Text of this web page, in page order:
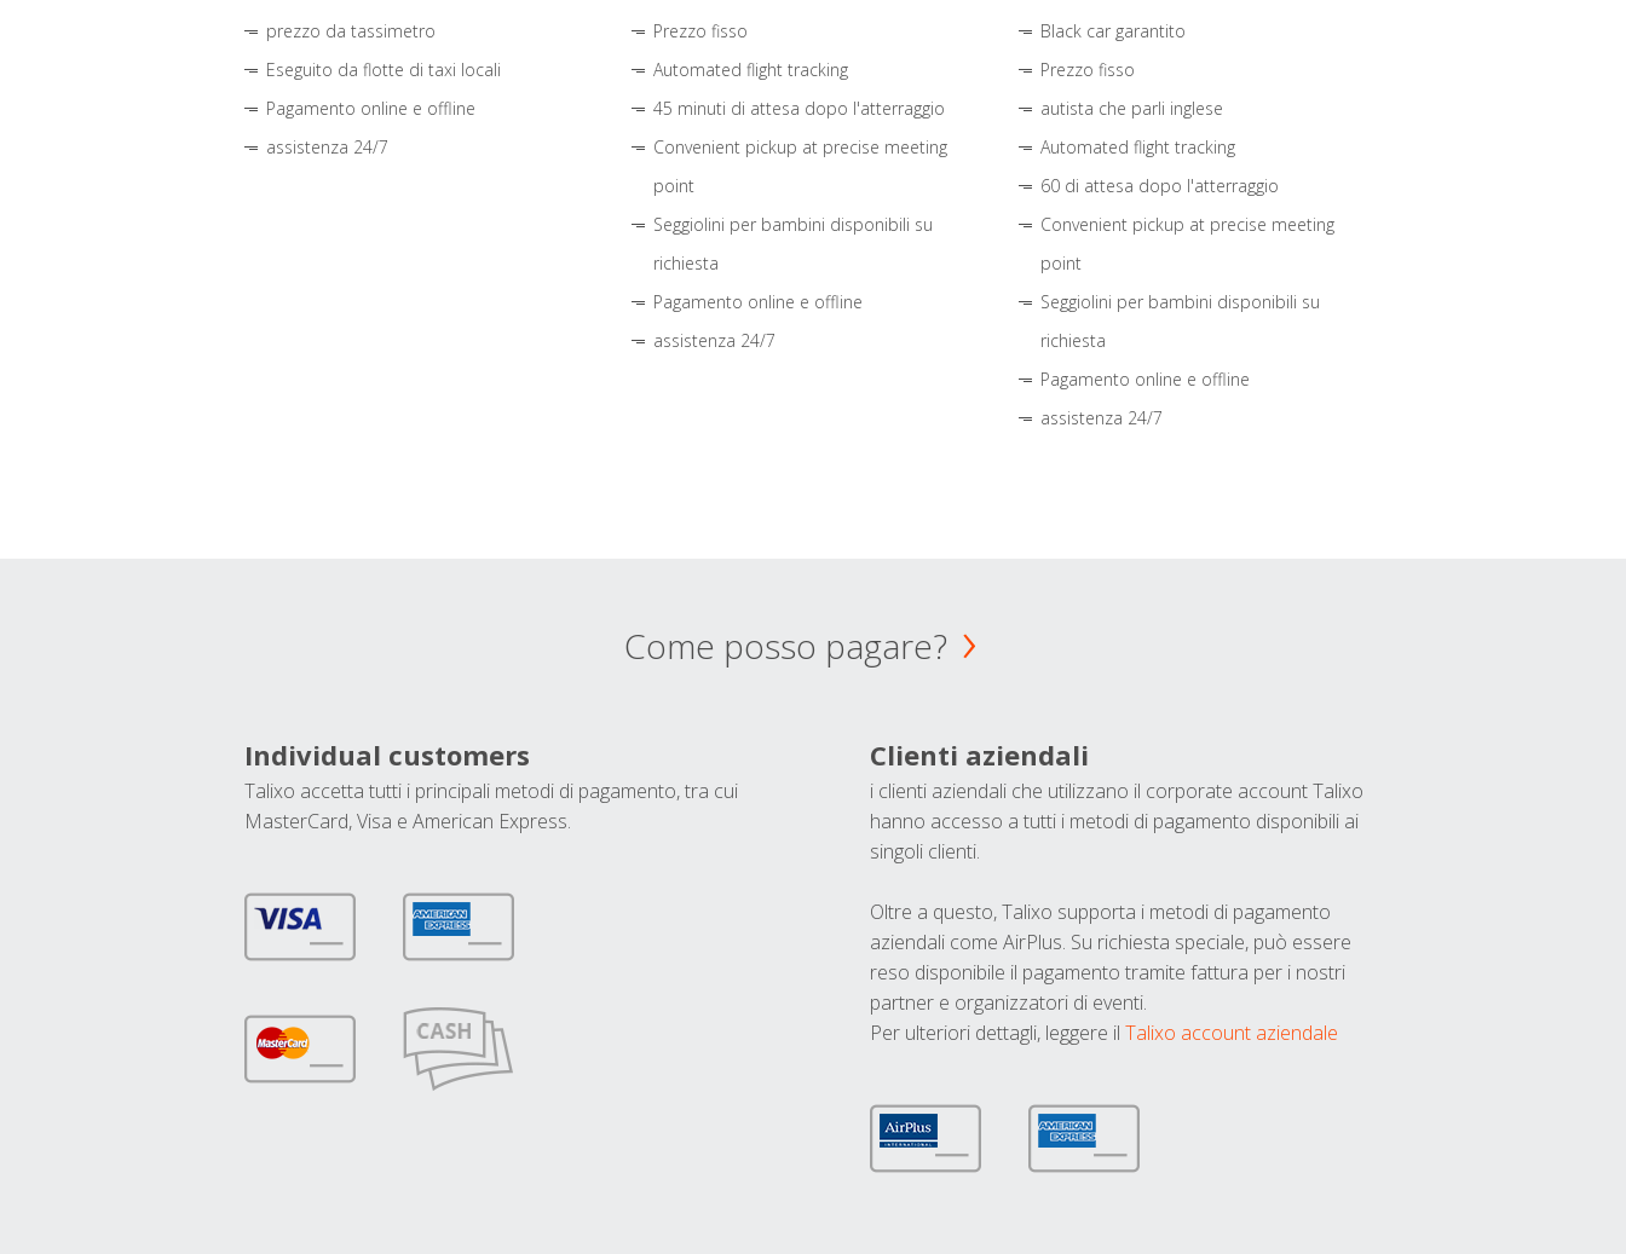
prezzo da tassimetro
Eseguito da flotte di taxi locali
Pagamento online e offline
assistenza 24/7
Prezzo fisso
Automated flight tracking
45 minuti di attesa dopo l'atterraggio
Convenient pickup at precise meeting
point
Seggiolini per bambini disponibili su
richiesta
Pagamento online e offline
assistenza 24/7
Black car garantito
Prezzo fisso
autista che parli inglese
Automated flight tracking
60 di attesa dopo l'atterraggio
Convenient pickup at precise meeting
point
Seggiolini per bambini disponibili su
richiesta
Pagamento online e offline
assistenza 24/7
Come posso pagare?
Individual customers
Talixo accetta tutti i principali metodi di pagamento, tra cui
MasterCard, Visa e American Express.
Clienti aziendali
i clienti aziendali che utilizzano il corporate account Talixo
hanno accesso a tutti i metodi di pagamento disponibili ai
singoli clienti.
Oltre a questo, Talixo supporta i metodi di pagamento
aziendali come AirPlus. Su richiesta speciale, può essere
reso disponibile il pagamento tramite fattura per i nostri
partner e organizzatori di eventi.
Per ulteriori dettagli, leggere il Talixo account aziendale